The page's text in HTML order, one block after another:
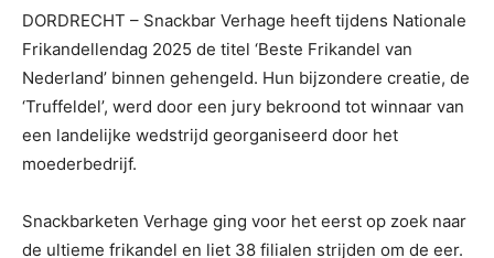
DORDRECHT – Snackbar Verhage heeft tijdens Nationale
Frikandellendag 2025 de titel ‘Beste Frikandel van
Nederland’ binnen gehengeld. Hun bijzondere creatie, de
‘Truffeldel’, werd door een jury bekroond tot winnaar van
een landelijke wedstrijd georganiseerd door het
moederbedrijf.
Snackbarketen Verhage ging voor het eerst op zoek naar
de ultieme frikandel en liet 38 filialen strijden om de eer.